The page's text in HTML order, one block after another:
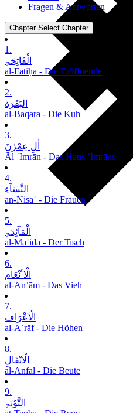
Fragen & Antworten
Chapter Select Chapter
1.
الْفَاتِحَۃِ
al-Fātiḥa - Die Eröffnende
2.
البَقَرَة
al-Baqara - Die Kuh
3.
اٰلِ عِمْرٰنَ
Āl ʿImrān - Das Haus ʿImrāns
4.
النِّسَآءِ
an-Nisāʾ - Die Frauen
5.
الْمَآئِدَۃِ
al-Māʾida - Der Tisch
6.
الْاٴنْعَام
al-Anʿām - Das Vieh
7.
الْاَعْرَاف
al-Aʿrāf - Die Höhen
8.
الْاَنْفَالِ
al-Anfāl - Die Beute
9.
التَّوْبَۃِ